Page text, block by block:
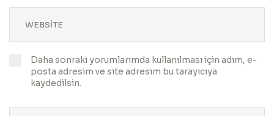
Daha sonraki yorumlarımda kullanılması için adım, e-
posta adresim ve site adresim bu tarayıcıya
kaydedilsin.